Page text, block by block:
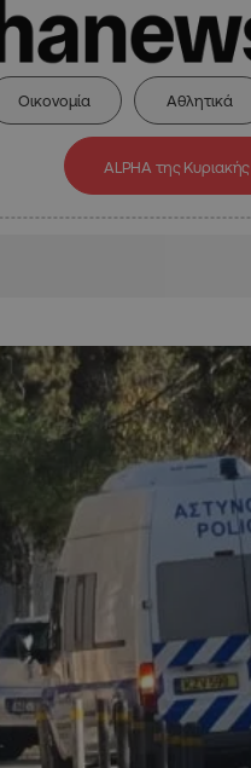
Οικονομία Αθλητικά
ALPHA της Κυριακής